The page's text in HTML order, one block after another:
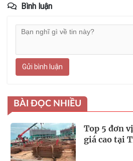
Bình luận
Gửi bình luận
BÀI ĐỌC NHIỀU
Top 5 đơn
giá cao tại